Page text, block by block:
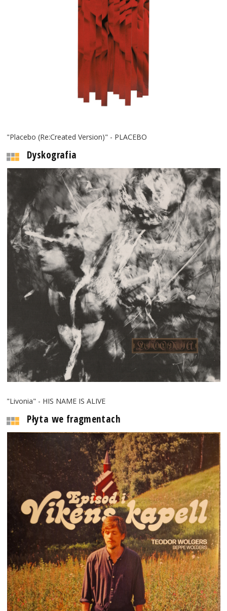
"Placebo (Re:Created Version)" - PLACEBO
Dyskografia
"Livonia" - HIS NAME IS ALIVE
Płyta we fragmentach